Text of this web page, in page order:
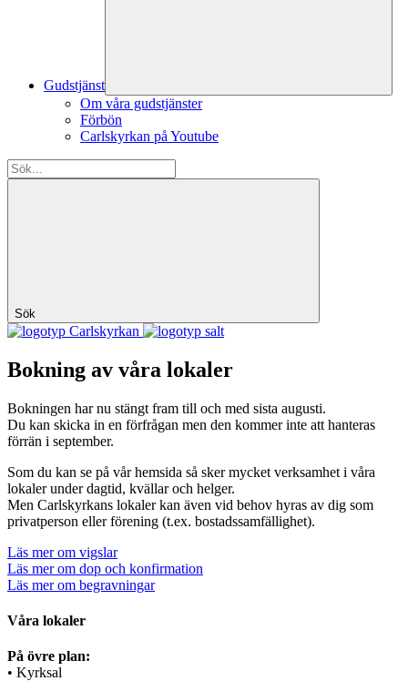
Gudstjänst
Om våra gudstjänster
Förbön
Carlskyrkan på Youtube
Sök
Carlskyrkan
Bokning av våra lokaler
Bokningen har nu stängt fram till och med sista augusti.
Du kan skicka in en förfrågan men den kommer inte att hanteras
förrän i september.
Som du kan se på vår hemsida så sker mycket verksamhet i våra
lokaler under dagtid, kvällar och helger.
Men Carlskyrkans lokaler kan även vid behov hyras av dig som
privatperson eller förening (t.ex. bostadssamfällighet).
Läs mer om vigslar
Läs mer om dop och konfirmation
Läs mer om begravningar
Våra lokaler
På övre plan:
• Kyrksal